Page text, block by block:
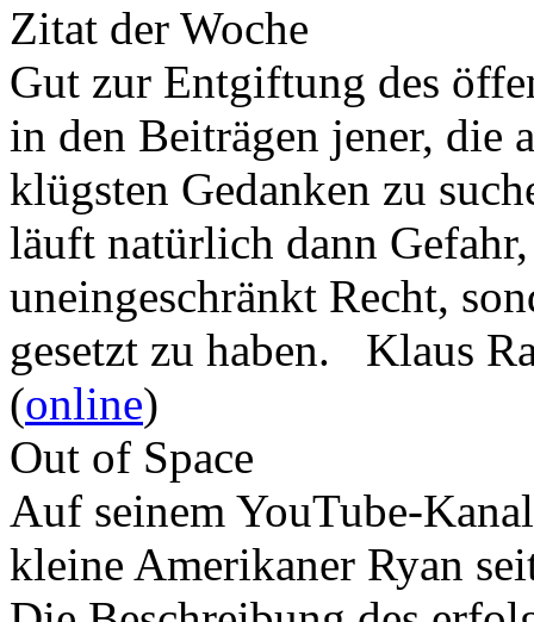
Zitat der Woche
Gut zur Entgiftung des
in den Beiträgen jener, die
klügsten Gedanken zu
läuft natürlich dann
uneingeschränkt Recht,
gesetzt zu haben. Klaus
(online)
Out of Space
Auf seinem YouTube-
kleine Amerikaner Ryan